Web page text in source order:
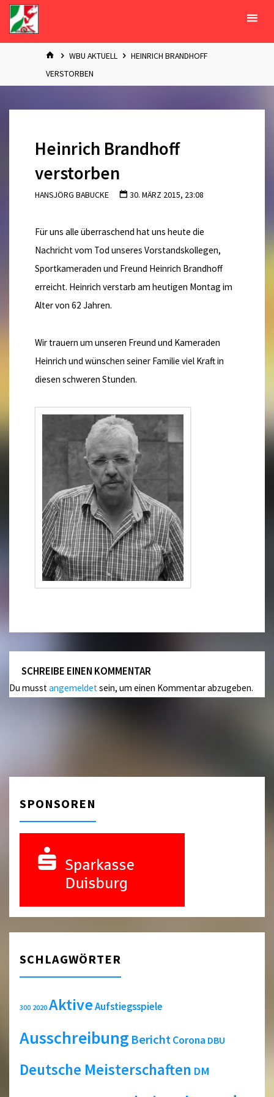
Zum
Inhalt
springen
STARTWBU AKTUELL
HEINRICH BRANDHOFF
VERSTORBEN
Heinrich Brandhoff
verstorben
HANSJÖRG BABUCKE 30. MÄRZ 2015, 23:08
Für uns alle überraschend hat uns heute die
Nachricht vom Tod unseres Vorstandskollegen,
Sportkameraden und Freund Heinrich Brandhoff
erreicht. Heinrich verstarb am heutigen Montag im
Alter von 62 Jahren.
Wir trauern um unseren Freund und Kameraden
Heinrich und wünschen seiner Familie viel Kraft in
diesen schweren Stunden.
SCHREIBE EINEN KOMMENTAR
Du musstangemeldetsein, um einen Kommentar abzugeben.
SPONSOREN
SCHLAGWÖRTER
300 2020 AktiveAufstiegsspiele
Ausschreibung BerichtCorona DBU
Deutsche Meisterschaften DM